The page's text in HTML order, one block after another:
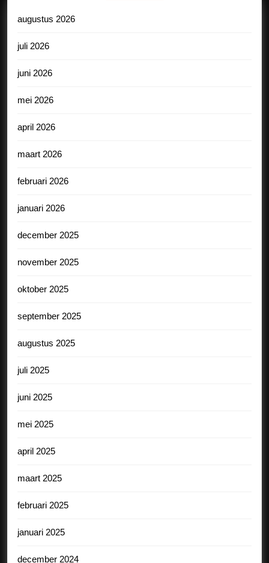
augustus 2026
juli 2026
juni 2026
mei 2026
april 2026
maart 2026
februari 2026
januari 2026
december 2025
november 2025
oktober 2025
september 2025
augustus 2025
juli 2025
juni 2025
mei 2025
april 2025
maart 2025
februari 2025
januari 2025
december 2024